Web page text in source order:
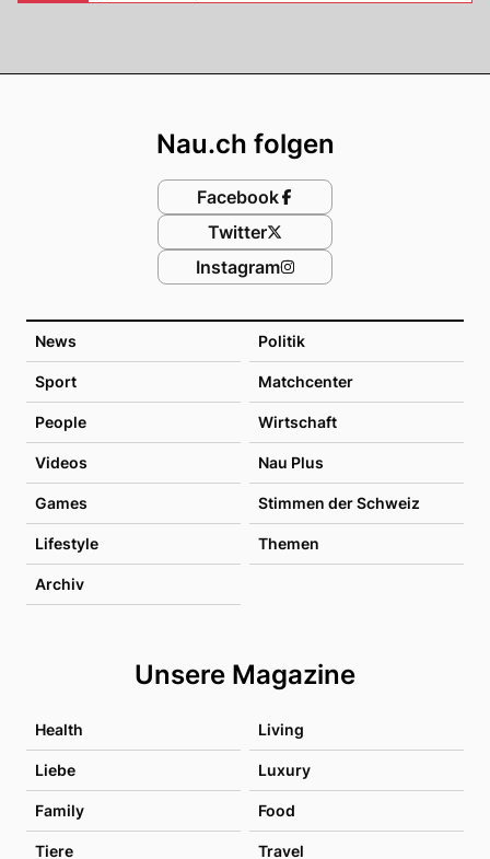
News Politik
Sport Matchcenter
People Wirtschaft
Videos Nau Plus
Games Stimmen der Schweiz
Lifestyle Themen
Archiv
Unsere Magazine
Health Living
Liebe Luxury
Family Food
Tiere Travel
Nau.ch folgen
Facebook
Twitter
Instagram